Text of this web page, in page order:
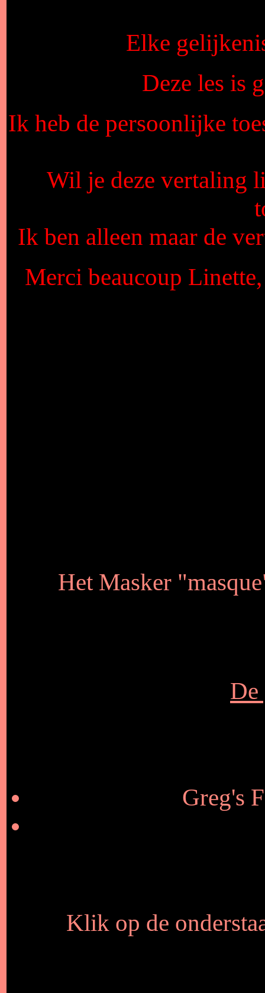
Elke
Deze les is
Ik heb de persoonlijke
Wil je deze vertaling
Ik ben alleen maar de
Merci beaucoup
Het Masker
De
Greg's
Klik op de